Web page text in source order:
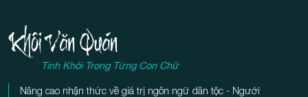
Tinh Khôi Trong Từng Con Chữ
Nâng cao nhận thức về giá trị ngôn ngữ dân tộc - Người